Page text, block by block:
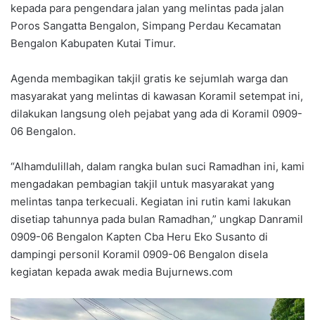
kepada para pengendara jalan yang melintas pada jalan
Poros Sangatta Bengalon, Simpang Perdau Kecamatan
Bengalon Kabupaten Kutai Timur.
Agenda membagikan takjil gratis ke sejumlah warga dan
masyarakat yang melintas di kawasan Koramil setempat ini,
dilakukan langsung oleh pejabat yang ada di Koramil 0909-
06 Bengalon.
“Alhamdulillah, dalam rangka bulan suci Ramadhan ini, kami
mengadakan pembagian takjil untuk masyarakat yang
melintas tanpa terkecuali. Kegiatan ini rutin kami lakukan
disetiap tahunnya pada bulan Ramadhan,” ungkap Danramil
0909-06 Bengalon Kapten Cba Heru Eko Susanto di
dampingi personil Koramil 0909-06 Bengalon disela
kegiatan kepada awak media Bujurnews.com